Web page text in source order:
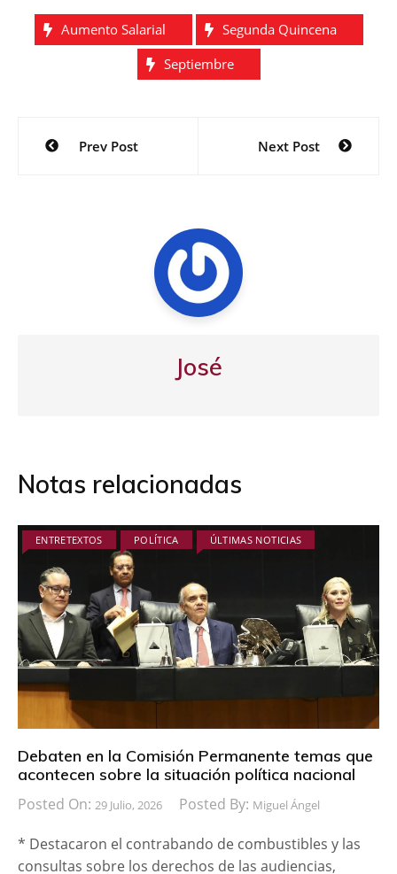
Aumento Salarial
Segunda Quincena
Septiembre
Navegación
Prev Post Next Post
José
Notas relacionadas
ENTRETEXTOS POLÍTICA ÚLTIMAS NOTICIAS
Debaten en la Comisión Permanente temas que
acontecen sobre la situación política nacional
Posted On: 29 Julio, 2026 Posted By: Miguel Ángel
* Destacaron el contrabando de combustibles y las
consultas sobre los derechos de las audiencias,